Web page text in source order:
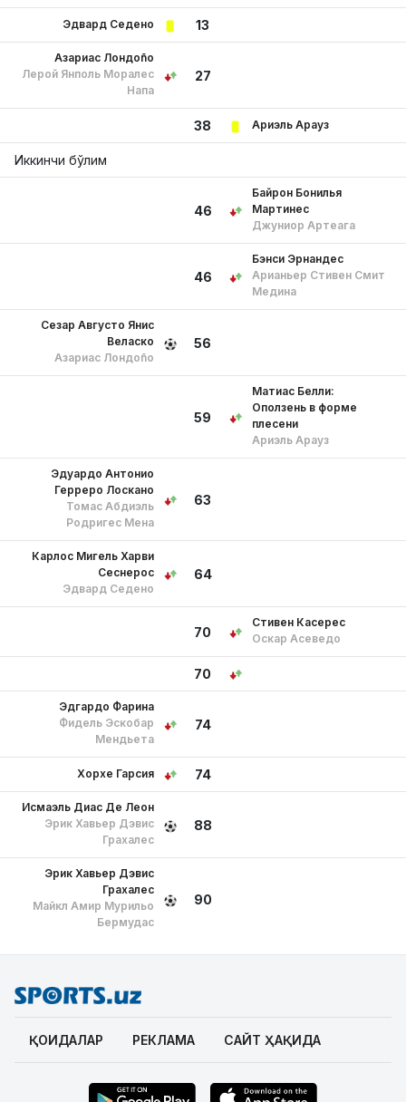
13
Эдвард Седено
27
Азариас Лондоño
Лерой Янполь Моралес
Напа
38 Ариэль Арауз
Иккинчи бўлим
46
Байрон Бонилья
Мартинес
Джуниор Артеага
46
Бэнси Эрнандес
Арианьер Стивен Смит
Медина
56
Сезар Августо Янис
Веласко
Азариас Лондоño
59
Матиас Белли:
Оползень в форме
плесени
Ариэль Арауз
63
Эдуардо Антонио
Герреро Лоскано
Томас Абдиэль
Родригес Мена
64
Карлос Мигель Харви
Сеснерос
Эдвард Седено
70
Стивен Касерес
Оскар Асеведо
70
74
Эдгардо Фарина
Фидель Эскобар
Мендьета
74
Хорхе Гарсия
88
Исмаэль Диас Де Леон
Эрик Хавьер Дэвис
Грахалес
90
Эрик Хавьер Дэвис
Грахалес
Майкл Амир Мурильо
Бермудас
ҚОИДАЛАР РЕКЛАМА САЙТ ҲАҚИДА